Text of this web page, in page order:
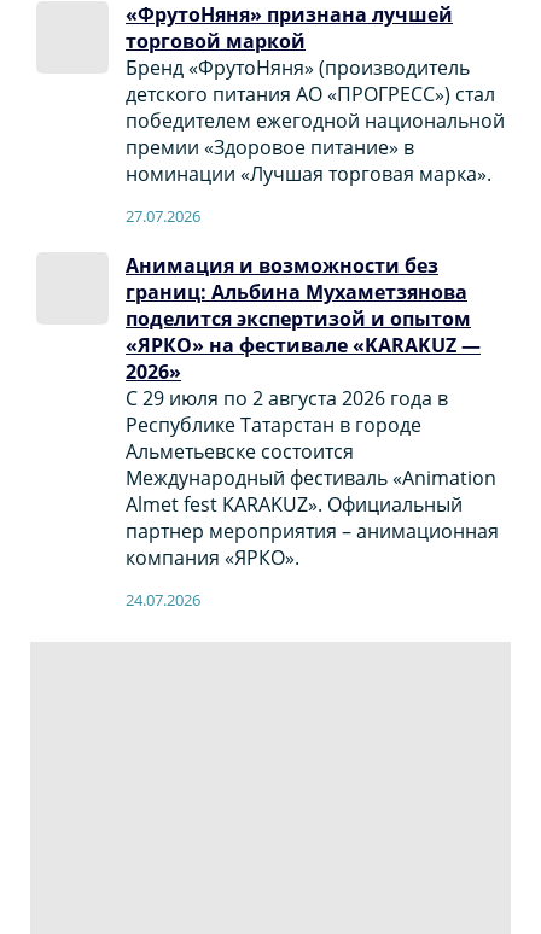
«ФрутоНяня» признана лучшей
торговой маркой
Бренд «ФрутоНяня» (производитель
детского питания АО «ПРОГРЕСС») стал
победителем ежегодной национальной
премии «Здоровое питание» в
номинации «Лучшая торговая марка».
27.07.2026
Анимация и возможности без
границ: Альбина Мухаметзянова
поделится экспертизой и опытом
«ЯРКО» на фестивале «KARAKUZ —
2026»
С 29 июля по 2 августа 2026 года в
Республике Татарстан в городе
Альметьевске состоится
Международный фестиваль «Animation
Almet fest KARAKUZ». Официальный
партнер мероприятия – анимационная
компания «ЯРКО».
24.07.2026